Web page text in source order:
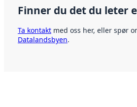
Finner du det du leter
Ta kontakt med oss her, eller spør
Datalandsbyen.